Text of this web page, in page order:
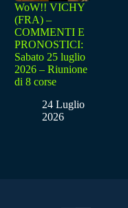
WoW!! VICHY
(FRA) –
COMMENTI E
PRONOSTICI:
Sabato 25 luglio
2026 – Riunione
di 8 corse
24 Luglio
2026